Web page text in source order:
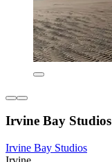
Irvine Bay Studios
Irvine Bay Studios